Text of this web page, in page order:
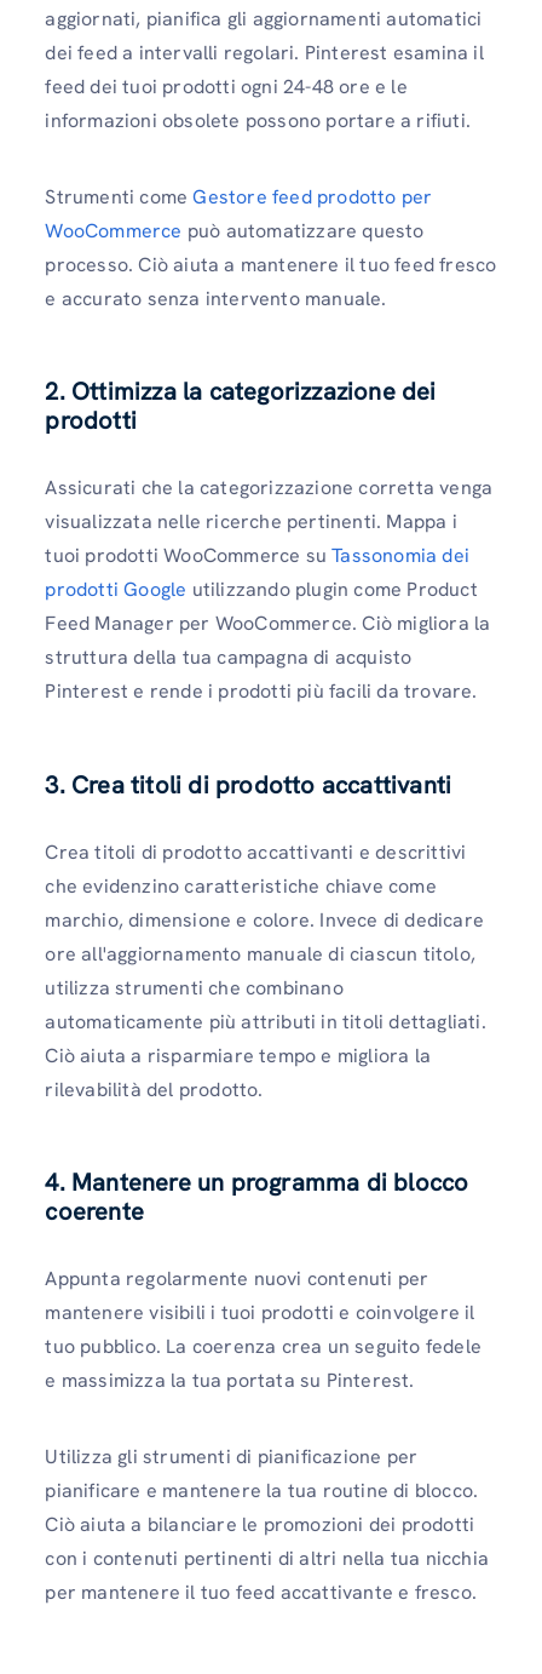
aggiornati, pianifica gli aggiornamenti automatici
dei feed a intervalli regolari. Pinterest esamina il
feed dei tuoi prodotti ogni 24-48 ore e le
informazioni obsolete possono portare a rifiuti.
Strumenti comeGestore feed prodotto per
WooCommerce può automatizzare questo
processo. Ciò aiuta a mantenere il tuo feed fresco
e accurato senza intervento manuale.
2. Ottimizza la categorizzazione dei
prodotti
Assicurati che la categorizzazione corretta venga
visualizzata nelle ricerche pertinenti. Mappa i
tuoi prodotti WooCommerce suTassonomia dei
prodotti Google utilizzando plugin come Product
Feed Manager per WooCommerce. Ciò migliora la
struttura della tua campagna di acquisto
Pinterest e rende i prodotti più facili da trovare.
3. Crea titoli di prodotto accattivanti
Crea titoli di prodotto accattivanti e descrittivi
che evidenzino caratteristiche chiave come
marchio, dimensione e colore. Invece di dedicare
ore all'aggiornamento manuale di ciascun titolo,
utilizza strumenti che combinano
automaticamente più attributi in titoli dettagliati.
Ciò aiuta a risparmiare tempo e migliora la
rilevabilità del prodotto.
4. Mantenere un programma di blocco
coerente
Appunta regolarmente nuovi contenuti per
mantenere visibili i tuoi prodotti e coinvolgere il
tuo pubblico. La coerenza crea un seguito fedele
e massimizza la tua portata su Pinterest.
Utilizza gli strumenti di pianificazione per
pianificare e mantenere la tua routine di blocco.
Ciò aiuta a bilanciare le promozioni dei prodotti
con i contenuti pertinenti di altri nella tua nicchia
per mantenere il tuo feed accattivante e fresco.